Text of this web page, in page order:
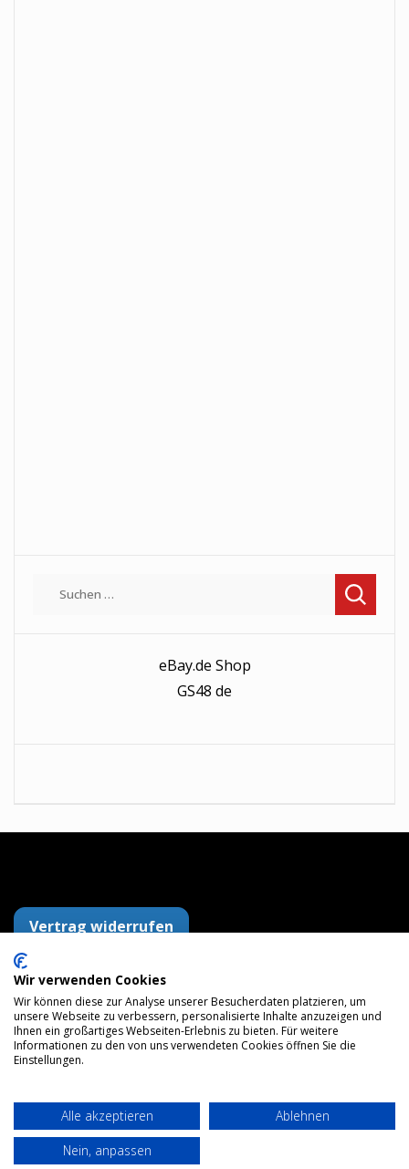
nach:
eBay.de Shop
GS48 de
Vertrag widerrufen
AGB Datenschutzerklärung Impressum
Versandkosten Widerrufsrecht Zahlungsarten
Maps
Vertrag widerrufen
Wir verwenden Cookies
Wir können diese zur Analyse unserer Besucherdaten platzieren, um
unsere Webseite zu verbessern, personalisierte Inhalte anzuzeigen und
Ihnen ein großartiges Webseiten-Erlebnis zu bieten. Für weitere
Informationen zu den von uns verwendeten Cookies öffnen Sie die
Einstellungen.
Alle akzeptieren
Ablehnen
Nein, anpassen